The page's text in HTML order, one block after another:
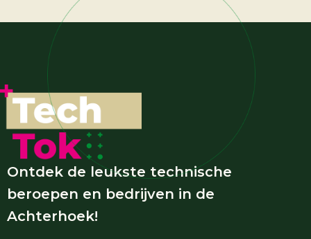
Ontdek de leukste technische
beroepen en bedrijven in de
Achterhoek!